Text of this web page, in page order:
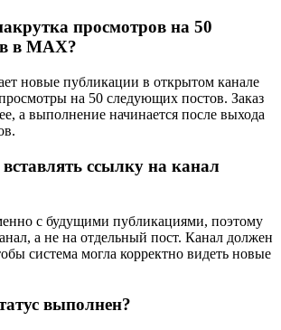
просмотров на 50
в MAX?
новые публикации в открытом канале
на 50 следующих постов. Заказ
а выполнение начинается после выхода
ссылку на канал
с будущими публикациями, поэтому
а не на отдельный пост. Канал должен
система могла корректно видеть новые
выполнен?